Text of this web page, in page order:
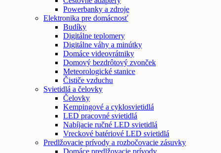
Powerbanky a zdroje
Elektronika pre domácnosť
Budíky
Digitálne teplomery
Digitálne váhy a minútky
Domáce videovrátniky
Domový bezdrôtový zvonček
Meteorologické stanice
Čističe vzduchu
Svietidlá a čelovky
Čelovky
Kempingové a cyklosvietidlá
LED pracovné svietidlá
Nabíjacie ručné LED svietidlá
Vreckové batériové LED svietidlá
Predlžovacie prívody a rozbočovacie zásuvky
Domáce predlžovacie prívody